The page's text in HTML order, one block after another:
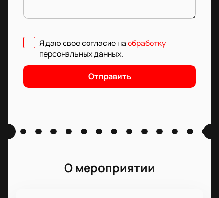
Я даю свое согласие наобработку
персональных данных.
Отправить
О мероприятии